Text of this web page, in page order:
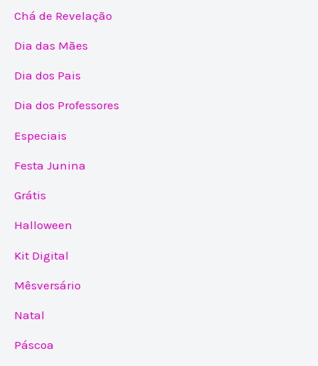
Chá de Revelação
Dia das Mães
Dia dos Pais
Dia dos Professores
Especiais
Festa Junina
Grátis
Halloween
Kit Digital
Mêsversário
Natal
Páscoa